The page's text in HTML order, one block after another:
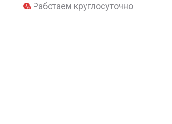
Работаем круглосуточно